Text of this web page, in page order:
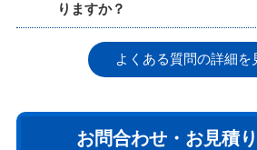
りますか？
よくある質問の詳細を
お問合わせ・お見積